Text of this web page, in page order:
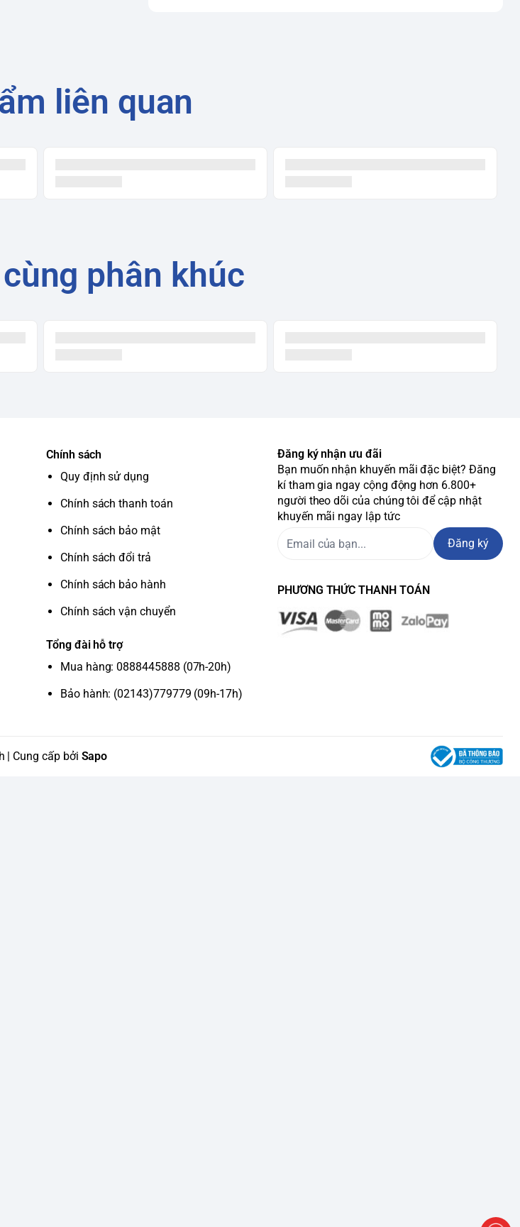
liên quan
phân khúc
Chính sách
Quy định sử dụng
Chính sách thanh toán
Chính sách bảo mật
Chính sách đổi trả
Chính sách bảo hành
Chính sách vận chuyển
Tổng đài hỗ trợ
Mua hàng: 0888445888 (07h-20h)
Bảo hành: (02143)779779 (09h-17h)
Đăng ký nhận ưu đãi
Bạn muốn nhận khuyến mãi đặc biệt? Đăng
kí tham gia ngay cộng động hơn 6.800+
người theo dõi của chúng tôi để cập nhật
khuyến mãi ngay lập tức
Đăng ký
PHƯƠNG THỨC THANH TOÁN
| Cung cấp bởi Sapo